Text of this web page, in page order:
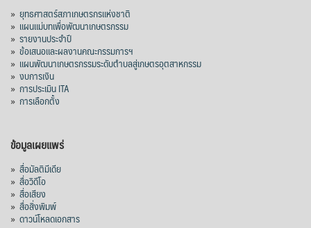
สภาเกษตรกรแห่งชาติ
3 days ago
คณะรัฐมนตรี อนุมัติโครงการอ่างเก็บน้ำ
คลองวังโตนด วงเงิน 7,200 ล้านบาท สะท้อน
ผลสำเร็จการผลักดันข้อเสนอเชิงนโยบายของ
เมื่อวันที่ 5 สิงหาคม 2569 คณะรัฐมนตรีมีมติ
อนุมัติโครงการอ่างเก็บน้ำคลองวังโตนด
จังหวัดจันทบุรี กรอบวงเงิน 7,200 ล้านบาท
กำหนดระยะเวลาดำเนินงาน 7 ปี (พ.ศ. 2570–
2576) โดยโครงการมีความจุ 99.50 ล้าน
ลูกบาศก์เมตร สามารถสนับสนุนพื้นที่
» ยุทธศาสตร์สภาเกษตรกรแห่งชาติ
» แผนแม่บทเพื่อพัฒนาเกษตรกรรม
» รายงานประจำปี
» ข้อเสนอและผลงานคณะกรรมการฯ
» แผนพัฒนาเกษตรกรรมระดับตำบลสู่เกษตรอุตสาหกรรม
» งบการเงิน
» การประเมิน ITA
» การเลือกตั้ง
ข้อมูลเผยแพร่
» สื่อมัลติมีเดีย
» สื่อวิดีโอ
» สื่อเสียง
» สื่อสิ่งพิมพ์
» ดาวน์โหลดเอกสาร